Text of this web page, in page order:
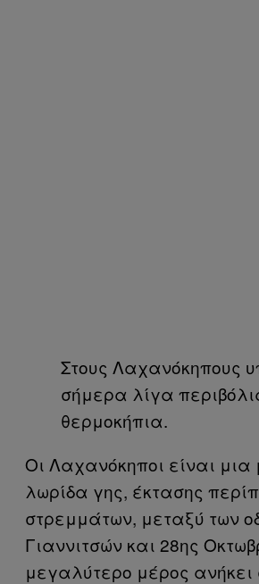
Στους Λαχανόκηπους
σήμερα λίγα
θερμοκήπια.
Οι Λαχανόκηποι είναι μια
λωρίδα γης, έκτασης
στρεμμάτων, μεταξύ των
Γιαννιτσών και 28ης
μεγαλύτερο μέρος ανήκει